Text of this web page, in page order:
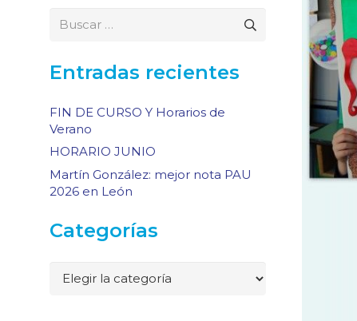
Buscar:
Entradas recientes
FIN DE CURSO Y Horarios de
Verano
HORARIO JUNIO
Martín González: mejor nota PAU
2026 en León
Categorías
Categorías